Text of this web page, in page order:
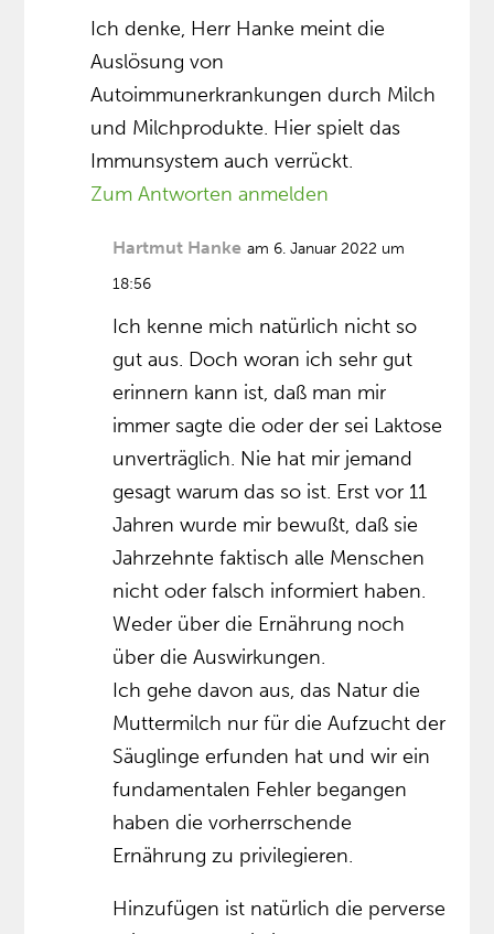
Ich denke, Herr Hanke meint die
Auslösung von
Autoimmunerkrankungen durch Milch
und Milchprodukte. Hier spielt das
Immunsystem auch verrückt.
Zum Antworten anmelden
Hartmut Hanke am 6. Januar 2022 um
18:56
Ich kenne mich natürlich nicht so
gut aus. Doch woran ich sehr gut
erinnern kann ist, daß man mir
immer sagte die oder der sei Laktose
unverträglich. Nie hat mir jemand
gesagt warum das so ist. Erst vor 11
Jahren wurde mir bewußt, daß sie
Jahrzehnte faktisch alle Menschen
nicht oder falsch informiert haben.
Weder über die Ernährung noch
über die Auswirkungen.
Ich gehe davon aus, das Natur die
Muttermilch nur für die Aufzucht der
Säuglinge erfunden hat und wir ein
fundamentalen Fehler begangen
haben die vorherrschende
Ernährung zu privilegieren.
Hinzufügen ist natürlich die perverse